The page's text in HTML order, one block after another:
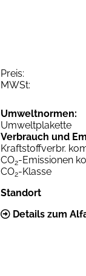
Preis:
MWSt:
Umweltnormen:
Umweltplakette
Verbrauch und
Kraftstoffverbr.
CO2-Emissionen
CO2-Klasse
Standort
Details zum